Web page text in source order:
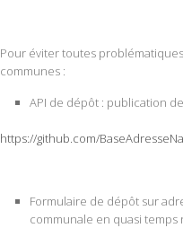
Pour éviter toutes
communes :
API de dépôt: publication
https://github.com/
Formulaire de dépôtsur
communale en quasi temps